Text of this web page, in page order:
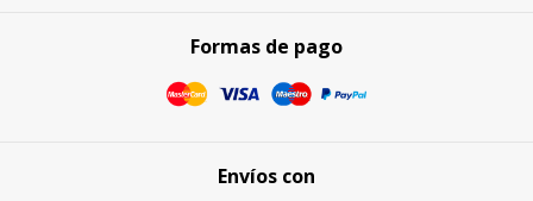
Formas de pago
Envíos con